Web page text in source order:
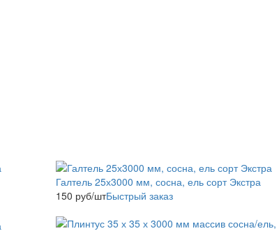
Галтель 25х3000 мм, сосна, ель сорт Экстра
150 руб/штБыстрый заказ